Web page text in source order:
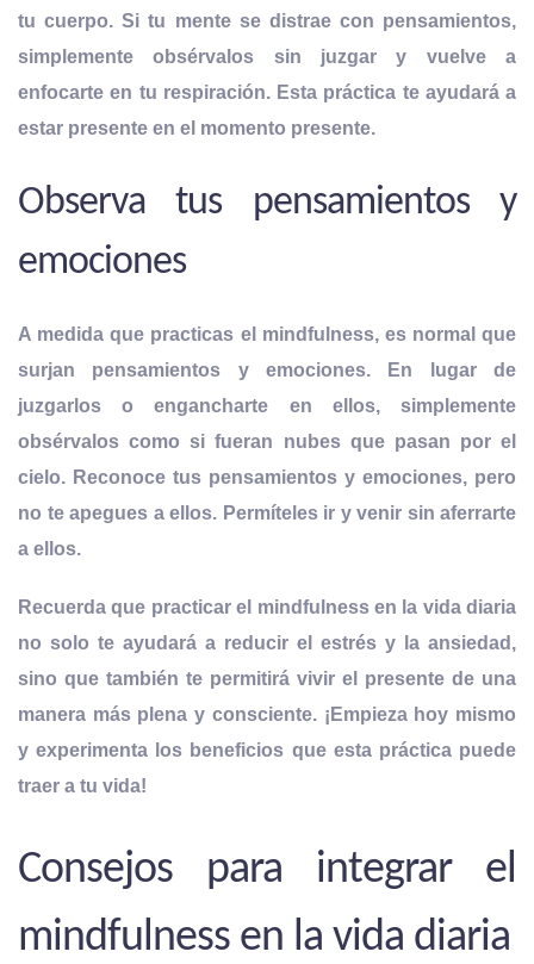
tu cuerpo. Si tu mente se distrae con pensamientos,
simplementeobsérvalos sin juzgar y vuelve a
enfocarte en tu respiración. Esta práctica te ayudará a
estar presente en el momento presente.
Observa tus pensamientos y
emociones
A medida que practicas el mindfulness, es normal que
surjan pensamientos y emociones. En lugar de
juzgarlos o engancharte en ellos, simplemente
obsérvalos como si fueran nubes que pasan por el
cielo. Reconoce tus pensamientos y emociones, pero
no te apegues a ellos. Permíteles ir y venir sin aferrarte
a ellos.
Recuerda que practicar el mindfulness en la vida diaria
no solo te ayudará a reducir el estrés y la ansiedad,
sino que también te permitirá vivir el presente de una
manera más plena y consciente. ¡Empieza hoy mismo
y experimenta los beneficios que esta práctica puede
traer a tu vida!
Consejos para integrar el
mindfulness en la vida diaria